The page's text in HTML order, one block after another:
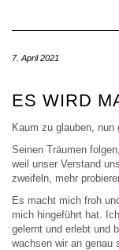
7. April 2021
ES WIRD
Kaum zu glauben,
Seinen Träumen
weil unser Verstand
zweifeln, mehr
Es macht mich froh
mich hingeführt hat.
gelernt und erlebt und
wachsen wir an genau